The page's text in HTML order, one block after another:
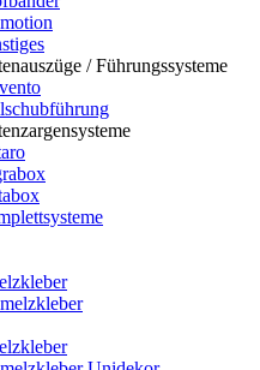
/ Führungssysteme